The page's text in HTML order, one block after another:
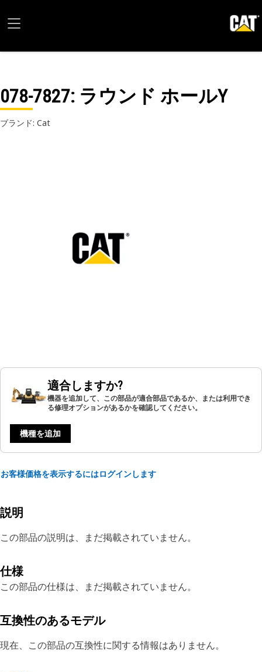
078-7827: ラウンド ホールY
ブランド: Cat
適合しますか?
機器を追加して、この部品が適合部品であるか、または利用でき
る修理オプションがあるかを確認してください。
機種を追加
お客様価格を表示するにはログインします
説明
この部品の説明は、まだ掲載されていません。
仕様
この部品の仕様は、まだ掲載されていません。
互換性のあるモデル
現在、この部品の互換性に関する情報はありません。